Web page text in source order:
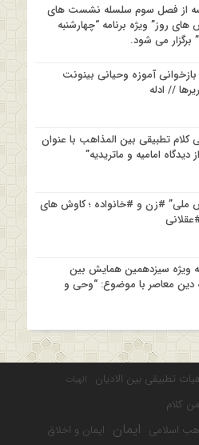
از فصل سوم سلسله نشست های
روز” ویژه برنامه “چهارشنبه
برگزار می شود.
آموزه وحیانی بینونت
// ادله
کلام تطبیقی بین المذاهب با عنوان
امامیه و ماتریدیه”
ملی” #زن و #خانواده ؛ کاوش های
ویژه سیزدهمین همایش بین
دین معاصر با موضوع: “وحی و
تطبیقی بین الادیان الهیات
کلام
اسلامی ایمان ایمان و اخلاق